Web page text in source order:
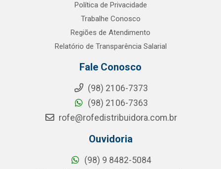
Política de Privacidade
Trabalhe Conosco
Regiões de Atendimento
Relatório de Transparência Salarial
Fale Conosco
(98) 2106-7373
(98) 2106-7363
rofe@rofedistribuidora.com.br
Ouvidoria
(98) 9 8482-5084